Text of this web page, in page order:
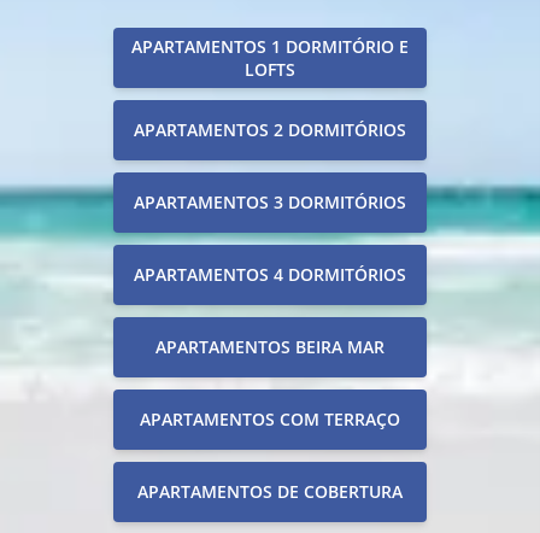
APARTAMENTOS 1 DORMITÓRIO E
LOFTS
APARTAMENTOS 2 DORMITÓRIOS
APARTAMENTOS 3 DORMITÓRIOS
APARTAMENTOS 4 DORMITÓRIOS
APARTAMENTOS BEIRA MAR
APARTAMENTOS COM TERRAÇO
APARTAMENTOS DE COBERTURA